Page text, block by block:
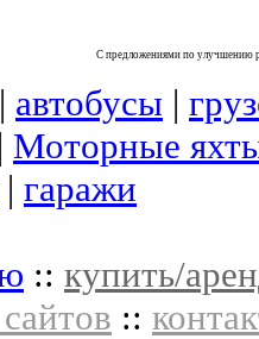
С предложениями по улучшению
| автобусы |
| Моторные
| гаражи
:: купить/
::